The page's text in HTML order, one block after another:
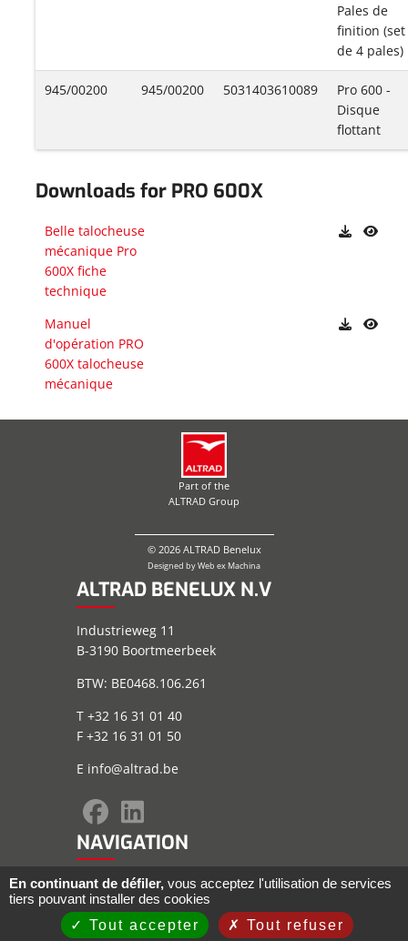
Pales de
finition (set
de 4 pales)
945/00200 945/00200 5031403610089
Pro 600 -
Disque
flottant
Downloads for PRO 600X
Belle talocheuse
mécanique Pro
600X fiche
technique
Manuel
d'opération PRO
600X talocheuse
mécanique
Part of the
ALTRAD Group
© 2026 ALTRAD Benelux
Designed byWeb ex Machina
ALTRAD BENELUX N.V
Industrieweg 11
B-3190 Boortmeerbeek
BTW: BE0468.106.261
T +32 16 31 01 40
F +32 16 31 01 50
E info@altrad.be
NAVIGATION
Plan du site
Informations juridiques
Conditions générales
En continuant de défiler, vous acceptez l'utilisation de services
tiers pouvant installer des cookies
Tout accepter
Tout refuser